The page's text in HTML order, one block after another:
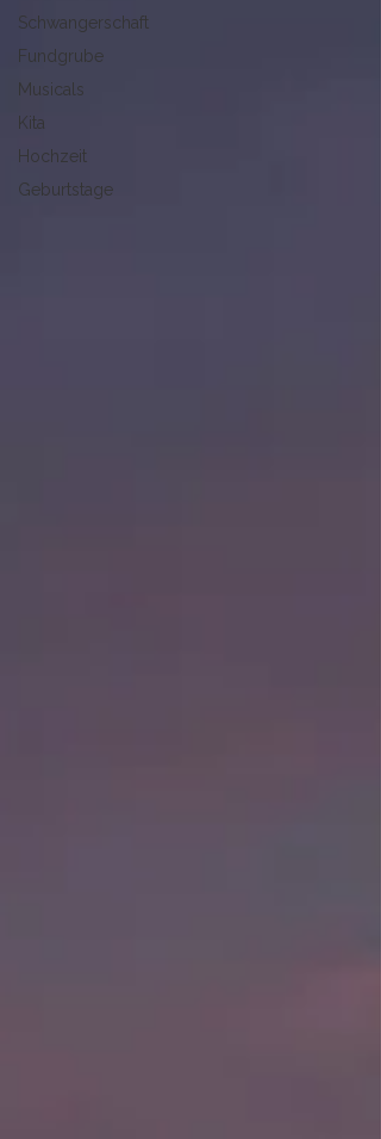
Schwangerschaft
Fundgrube
Musicals
Kita
Hochzeit
Geburtstage